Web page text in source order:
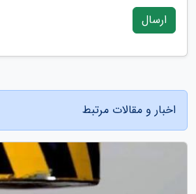
ارسال
اخبار و مقالات مرتبط